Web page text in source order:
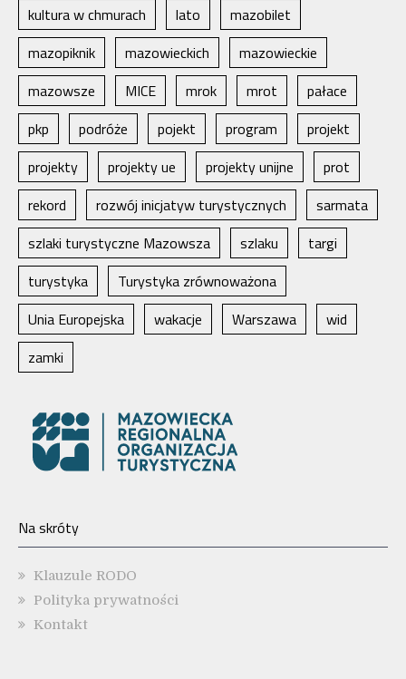
kultura w chmurach
lato
mazobilet
mazopiknik
mazowieckich
mazowieckie
mazowsze
MICE mrok mrot
pałace
pkp
podróże pojekt program
projekt
projekty
projekty ue projekty unijne
prot
rekord
rozwój inicjatyw turystycznych
sarmata
szlaki turystyczne Mazowsza
szlaku
targi
turystyka
Turystyka zrównoważona
Unia Europejska
wakacje Warszawa
wid
zamki
Na skróty
Klauzule RODO
Polityka prywatności
Kontakt